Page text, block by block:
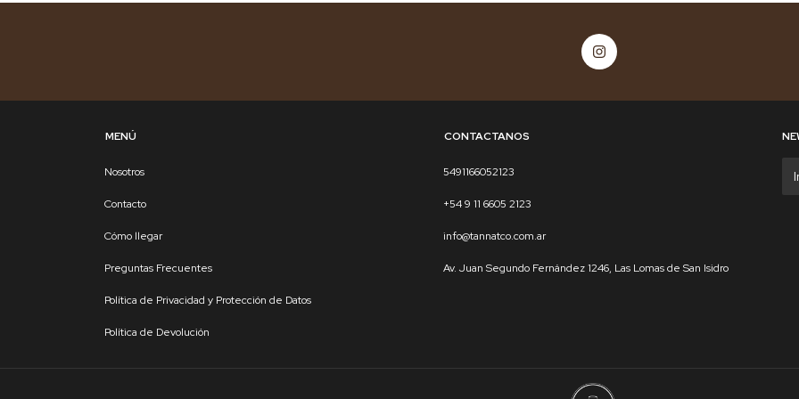
MENÚ
Nosotros
Contacto
Cómo llegar
Preguntas Frecuentes
Política de Privacidad y Protección de Datos
Política de Devolución
CONTACTANOS
5491166052123
+54 9 11 6605 2123
info@tannatco.com.ar
Av. Juan Segundo Fernández 1246, Las Lomas de San Isidro